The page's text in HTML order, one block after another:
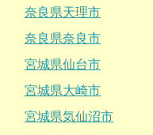
奈良県天理市
奈良県奈良市
宮城県仙台市
宮城県大崎市
宮城県気仙沼市